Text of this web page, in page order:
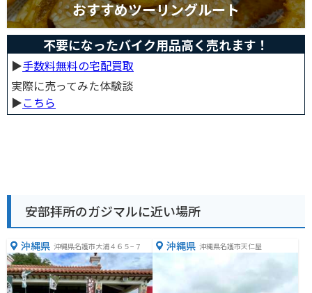
おすすめツーリングルート
不要になったバイク用品高く売れます！
▶︎手数料無料の宅配買取
実際に売ってみた体験談
▶︎こちら
安部拝所のガジマルに近い場所
沖縄県 沖縄県名護市大浦４６５−７ 沖縄県 沖縄県名護市天仁屋